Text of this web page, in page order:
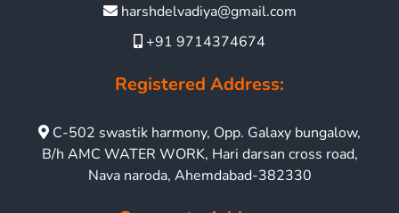
harshdelvadiya@gmail.com
+91 9714374674
Registered Address:
C-502 swastik harmony, Opp. Galaxy bungalow,
B/h AMC WATER WORK, Hari darsan cross road,
Nava naroda, Ahemdabad-382330